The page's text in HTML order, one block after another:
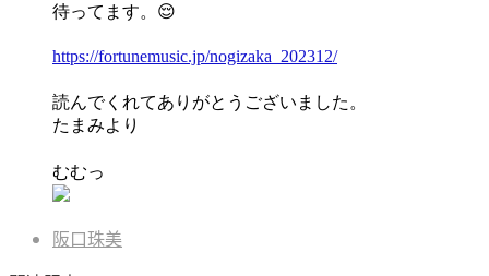
待ってます。😌
https://fortunemusic.jp/nogizaka_202312/
読んでくれてありがとうございました。
たまみより
むむっ
阪口珠美